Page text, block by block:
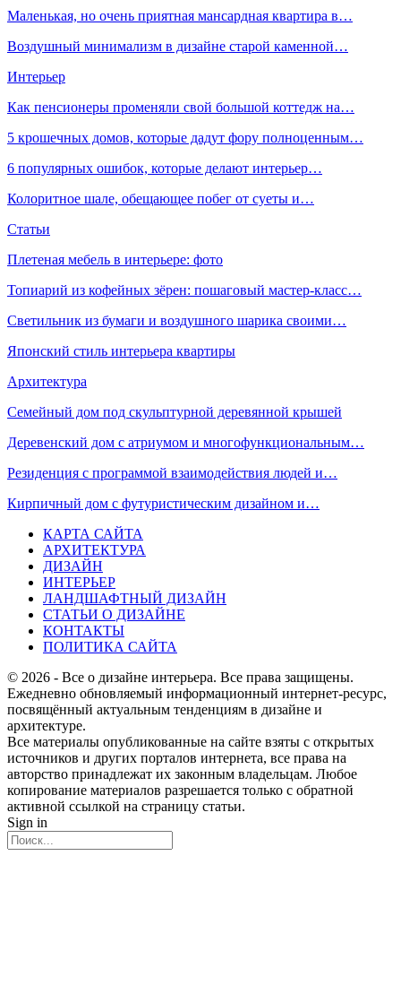
Маленькая, но очень приятная мансардная квартира в…
Воздушный минимализм в дизайне старой каменной…
Интерьер
Как пенсионеры променяли свой большой коттедж на…
5 крошечных домов, которые дадут фору полноценным…
6 популярных ошибок, которые делают интерьер…
Колоритное шале, обещающее побег от суеты и…
Статьи
Плетеная мебель в интерьере: фото
Топиарий из кофейных зёрен: пошаговый мастер-класс…
Светильник из бумаги и воздушного шарика своими…
Японский стиль интерьера квартиры
Архитектура
Семейный дом под скульптурной деревянной крышей
Деревенский дом с атриумом и многофункциональным…
Резиденция с программой взаимодействия людей и…
Кирпичный дом с футуристическим дизайном и…
КАРТА САЙТА
АРХИТЕКТУРА
ДИЗАЙН
ИНТЕРЬЕР
ЛАНДШАФТНЫЙ ДИЗАЙН
СТАТЬИ О ДИЗАЙНЕ
КОНТАКТЫ
ПОЛИТИКА САЙТА
© 2026 - Все о дизайне интерьера. Все права защищены.
Ежедневно обновляемый информационный интернет-ресурс,
посвящённый актуальным тенденциям в дизайне и
архитектуре.
Все материалы опубликованные на сайте взяты с открытых
источников и других порталов интернета, все права на
авторство принадлежат их законным владельцам. Любое
копирование материалов разрешается только с обратной
активной ссылкой на страницу статьи.
Sign in